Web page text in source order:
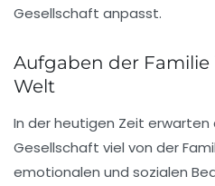
Gesellschaft anpasst.
Aufgaben der
Welt
In der heutigen Zeit erwarten
Gesellschaft viel von der
emotionalen und sozialen